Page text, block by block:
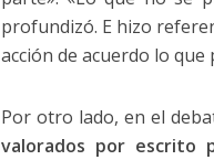
profundizó. E hizo
acción de acuerdo lo que
Por otro lado, en el
valorados por escrito